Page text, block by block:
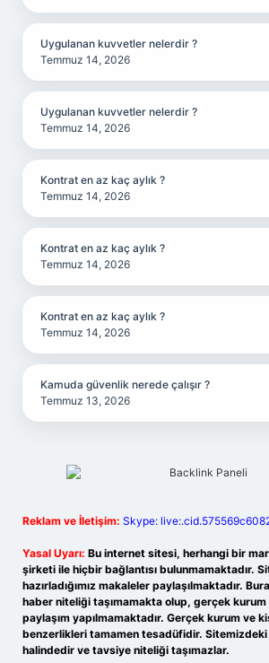
Uygulanan kuvvetler nelerdir ?
Temmuz 14, 2026
Uygulanan kuvvetler nelerdir ?
Temmuz 14, 2026
Kontrat en az kaç aylık ?
Temmuz 14, 2026
Kontrat en az kaç aylık ?
Temmuz 14, 2026
Kontrat en az kaç aylık ?
Temmuz 14, 2026
Kamuda güvenlik nerede çalışır ?
Temmuz 13, 2026
Reklam ve İletişim: Skype:
Yasal Uyarı: Bu internet sitesi, herhangi bir
şirketi ile hiçbir bağlantısı bulunmamaktadır.
hazırladığımız makaleler paylaşılmaktadır.
haber niteliği taşımamakta olup, gerçek kurum
paylaşım yapılmamaktadır. Gerçek kurum ve
benzerlikleri tamamen tesadüfidir.
halindedir ve tavsiye niteliği taşımazlar.